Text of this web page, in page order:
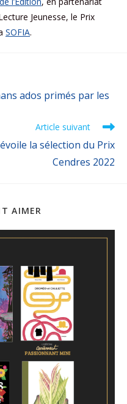
Jeunesse, le Prix
SOFIA.
ados primés par les
Article suivant
la sélection du Prix
Cendres 2022
AIMER